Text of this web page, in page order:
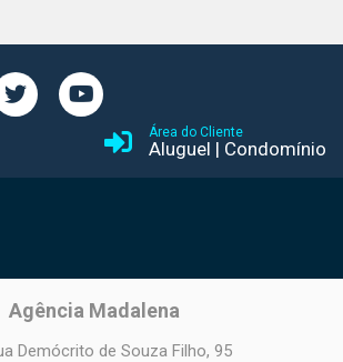
Área do Cliente
Aluguel | Condomínio
Agência Madalena
Demócrito de Souza Filho, 95